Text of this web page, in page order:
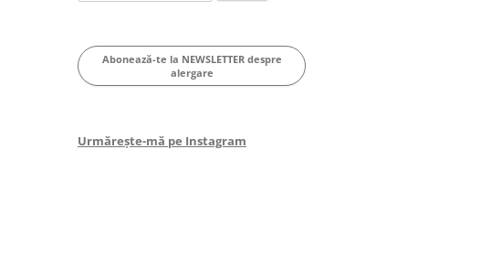
for:
Abonează-te la NEWSLETTER despre
alergare
Urmărește-mă pe Instagram